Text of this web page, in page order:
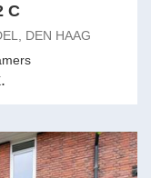
C
DEN HAAG